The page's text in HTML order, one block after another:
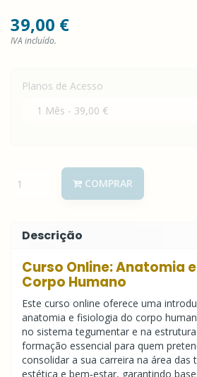
39,00 €
IVA incluído.
Planos de Acesso
COMPRAR
Descrição
Curso Online: Anatomia
Corpo Humano
Este curso online oferece uma
anatomia e fisiologia do corpo
no sistema tegumentar e na
formação essencial para quem
consolidar a sua carreira na área das
estética e bem‑estar, garantindo